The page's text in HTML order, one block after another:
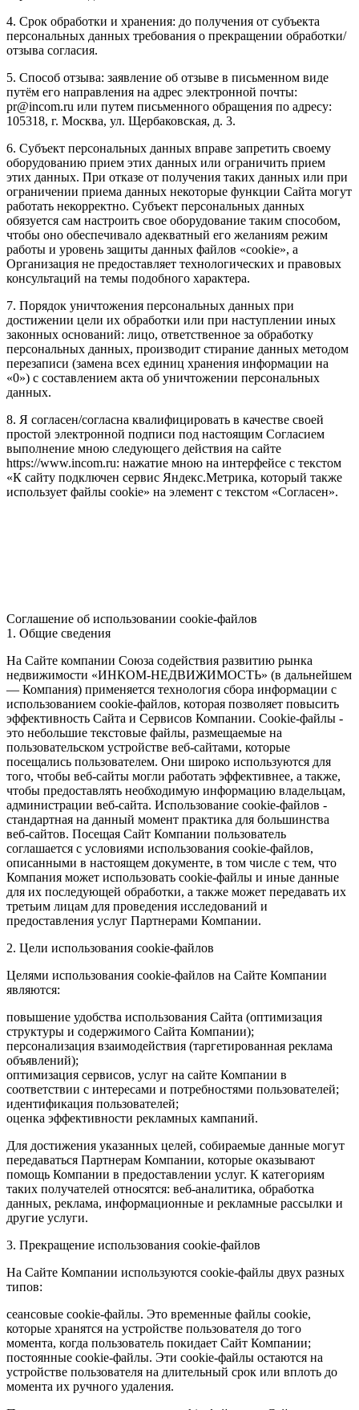
4. Срок обработки и хранения: до получения от субъекта
персональных данных требования о прекращении обработки/
отзыва согласия.
5. Способ отзыва: заявление об отзыве в письменном виде
путём его направления на адрес электронной почты:
pr@incom.ru или путем письменного обращения по адресу:
105318, г. Москва, ул. Щербаковская, д. 3.
6. Субъект персональных данных вправе запретить своему
оборудованию прием этих данных или ограничить прием
этих данных. При отказе от получения таких данных или при
ограничении приема данных некоторые функции Сайта могут
работать некорректно. Субъект персональных данных
обязуется сам настроить свое оборудование таким способом,
чтобы оно обеспечивало адекватный его желаниям режим
работы и уровень защиты данных файлов «cookie», а
Организация не предоставляет технологических и правовых
консультаций на темы подобного характера.
7. Порядок уничтожения персональных данных при
достижении цели их обработки или при наступлении иных
законных оснований: лицо, ответственное за обработку
персональных данных, производит стирание данных методом
перезаписи (замена всех единиц хранения информации на
«0») с составлением акта об уничтожении персональных
данных.
8. Я согласен/согласна квалифицировать в качестве своей
простой электронной подписи под настоящим Согласием
выполнение мною следующего действия на сайте
https://www.incom.ru: нажатие мною на интерфейсе с текстом
«К сайту подключен сервис Яндекс.Метрика, который также
использует файлы cookie» на элемент с текстом «Согласен».
Соглашение об использовании cookie-файлов
1. Общие сведения
На Сайте компании Союза содействия развитию рынка
недвижимости «ИНКОМ-НЕДВИЖИМОСТЬ» (в дальнейшем
— Компания) применяется технология сбора информации с
использованием cookie-файлов, которая позволяет повысить
эффективность Сайта и Сервисов Компании. Сookie-файлы -
это небольшие текстовые файлы, размещаемые на
пользовательском устройстве веб-сайтами, которые
посещались пользователем. Они широко используются для
того, чтобы веб-сайты могли работать эффективнее, а также,
чтобы предоставлять необходимую информацию владельцам,
администрации веб-сайта. Использование cookie-файлов -
стандартная на данный момент практика для большинства
веб-сайтов. Посещая Сайт Компании пользователь
соглашается с условиями использования cookie-файлов,
описанными в настоящем документе, в том числе с тем, что
Компания может использовать cookie-файлы и иные данные
для их последующей обработки, а также может передавать их
третьим лицам для проведения исследований и
предоставления услуг Партнерами Компании.
2. Цели использования cookie-файлов
Целями использования cookie-файлов на Сайте Компании
являются:
повышение удобства использования Сайта (оптимизация
структуры и содержимого Сайта Компании);
персонализация взаимодействия (таргетированная реклама
объявлений);
оптимизация сервисов, услуг на сайте Компании в
соответствии с интересами и потребностями пользователей;
идентификация пользователей;
оценка эффективности рекламных кампаний.
Для достижения указанных целей, собираемые данные могут
передаваться Партнерам Компании, которые оказывают
помощь Компании в предоставлении услуг. К категориям
таких получателей относятся: веб-аналитика, обработка
данных, реклама, информационные и рекламные рассылки и
другие услуги.
3. Прекращение использования cookie-файлов
На Сайте Компании используются cookie-файлы двух разных
типов:
сеансовые cookie-файлы. Это временные файлы cookie,
которые хранятся на устройстве пользователя до того
момента, когда пользователь покидает Сайт Компании;
постоянные cookie-файлы. Эти cookie-файлы остаются на
устройстве пользователя на длительный срок или вплоть до
момента их ручного удаления.